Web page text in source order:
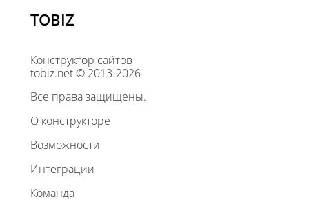
TOBIZ
Конструктор сайтов
tobiz.net © 2013-2026
Все права защищены.
О конструкторе
Возможности
Интеграции
Команда